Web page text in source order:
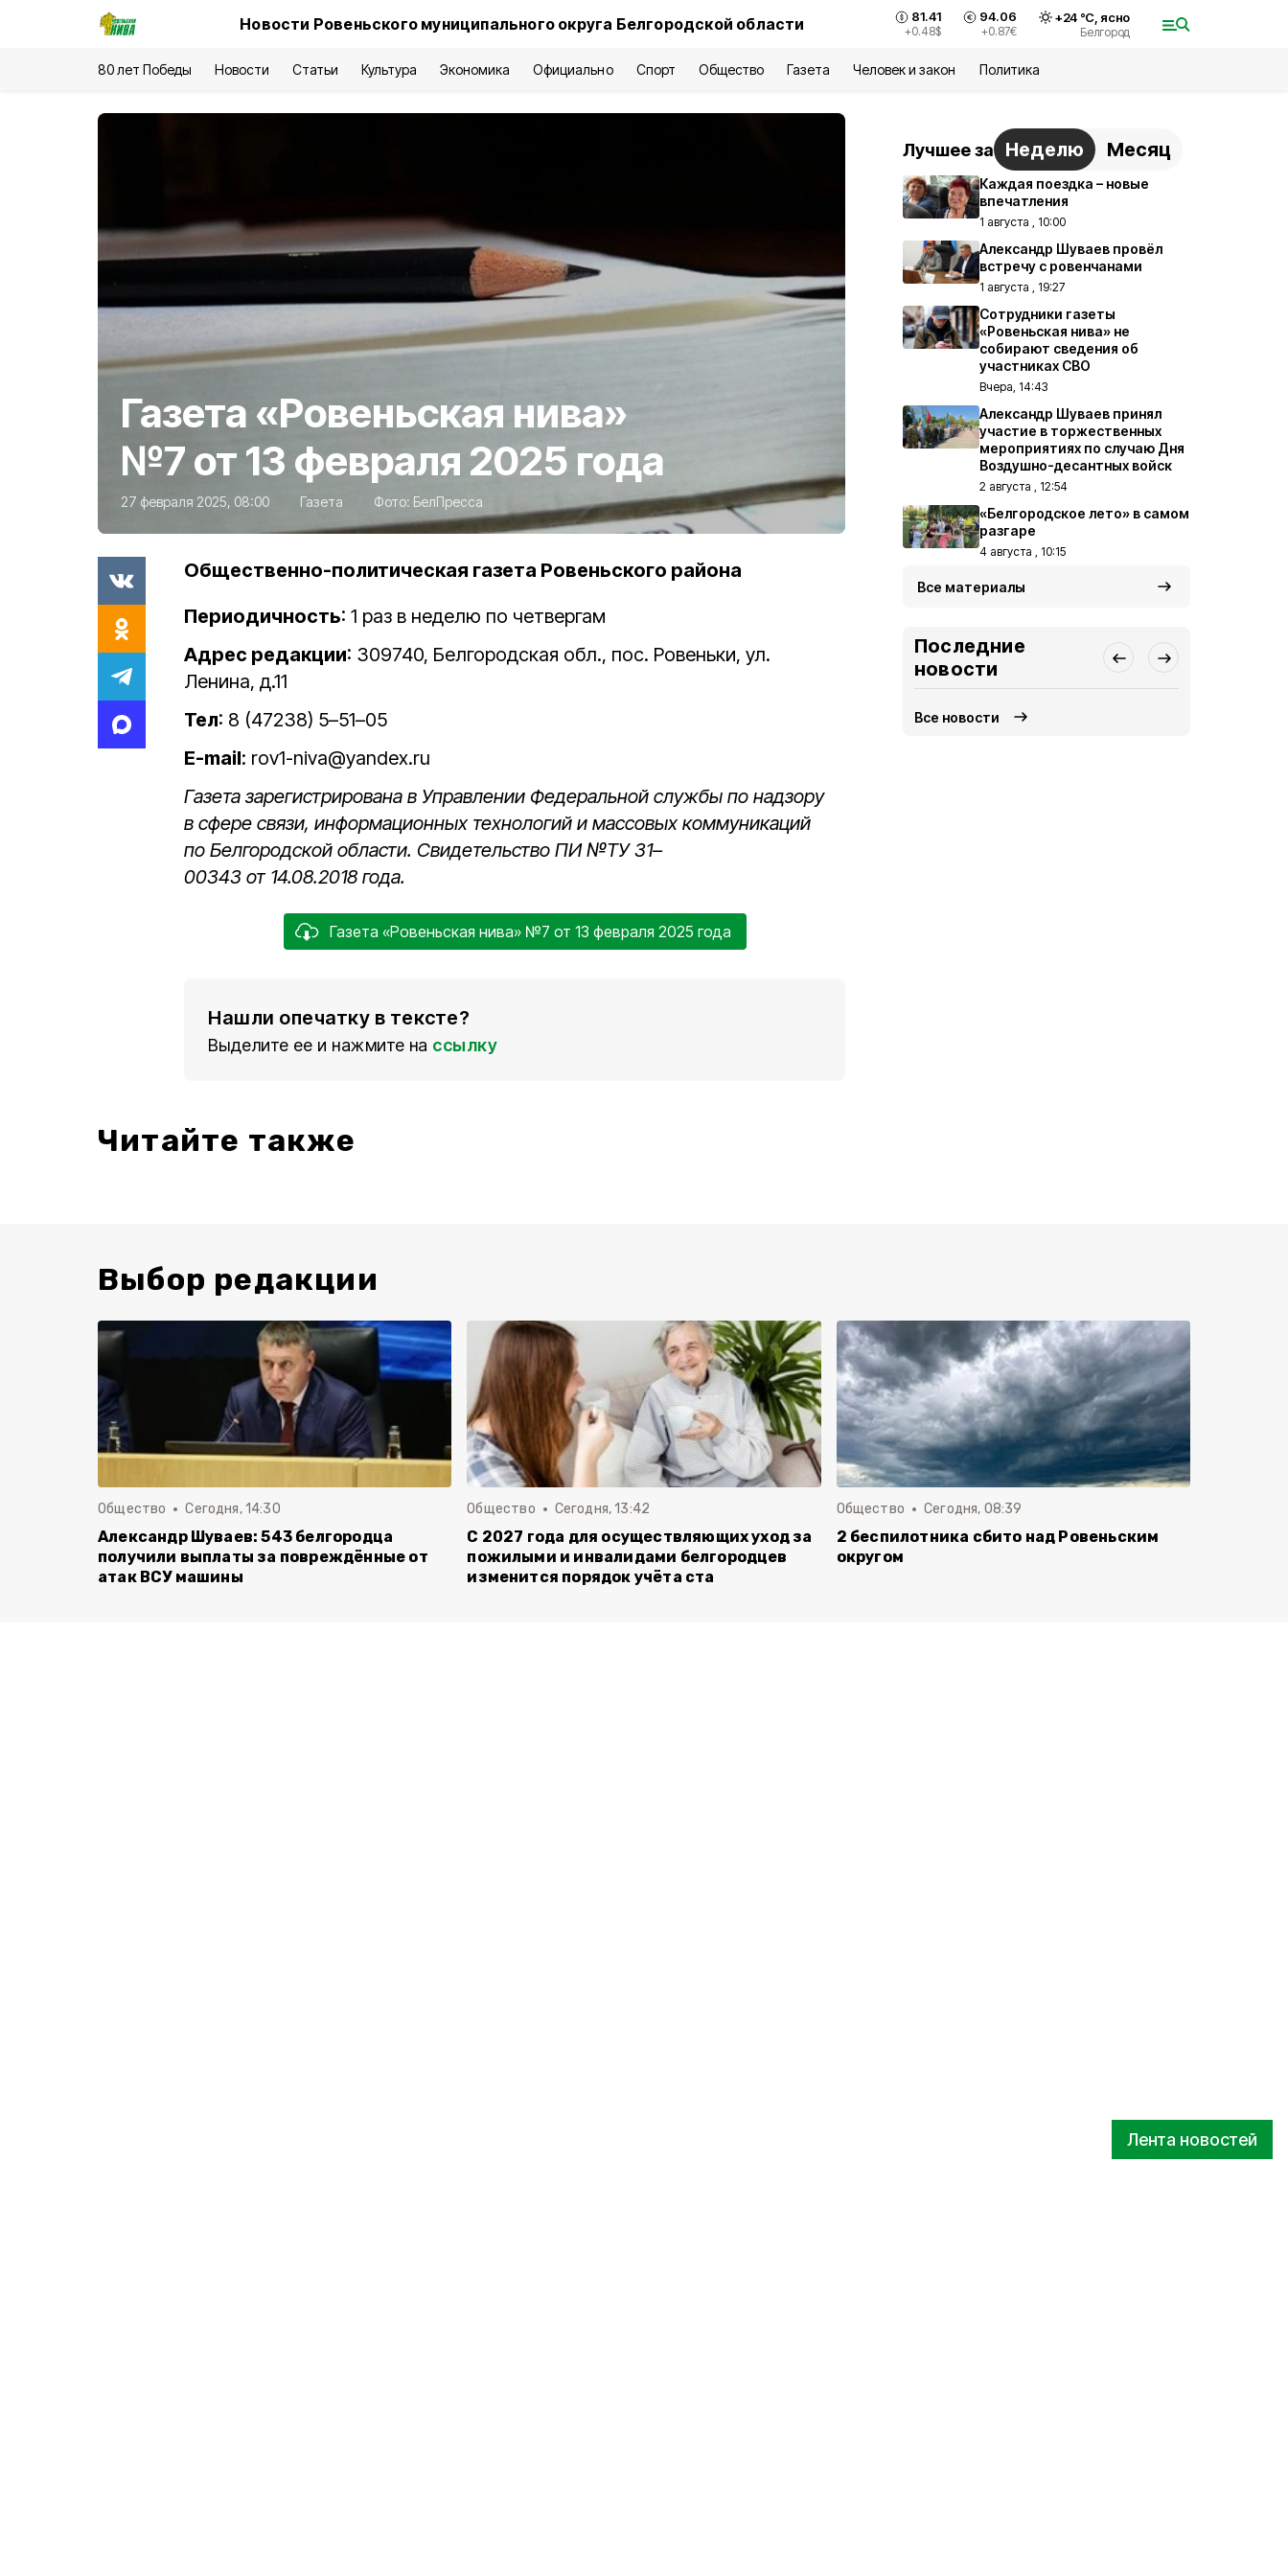
Новости Ровеньского муниципального округа Белгородской области 81.41
+0.48$
94.06
+0.87€
+24°С, ясно
Белгород
80 лет Победы Новости Статьи Культура Экономика Официально Спорт Общество Газета Человек и закон Политика
Лента новостей
Газета «Ровеньская нива»
№7 от 13 февраля 2025 года
27 февраля 2025, 08:00 Газета Фото: БелПресса
Общественно-политическая газета Ровеньского района
Периодичность: 1 раз в неделю по четвергам
Адрес редакции: 309740, Белгородская обл., пос. Ровеньки, ул.
Ленина, д.11
Тел: 8 (47238) 5–51–05
E-mail: rov1-niva@yandex.ru
Газета зарегистрирована в Управлении Федеральной службы по надзору
в сфере связи, информационных технологий и массовых коммуникаций
по Белгородской области. Свидетельство ПИ №ТУ 31–
00343 от 14.08.2018 года.
Газета «Ровеньская нива» №7 от 13 февраля 2025 года
Нашли опечатку в тексте?
Выделите ее и нажмите на ссылку
Читайте также
Лучшее за Неделю Месяц
Каждая поездка – новые
впечатления
1 августа , 10:00
Александр Шуваев провёл
встречу с ровенчанами
1 августа , 19:27
Сотрудники газеты
«Ровеньская нива» не
собирают сведения об
участниках СВО
Вчера, 14:43
Александр Шуваев принял
участие в торжественных
мероприятиях по случаю Дня
Воздушно-десантных войск
2 августа , 12:54
«Белгородское лето» в самом
разгаре
4 августа , 10:15
Все материалы
Последние
новости
Все новости
Выбор редакции
Общество Сегодня, 14:30
Александр Шуваев: 543 белгородца
получили выплаты за повреждённые от
атак ВСУ машины
Общество Сегодня, 13:42
С 2027 года для осуществляющих уход за
пожилыми и инвалидами белгородцев
изменится порядок учёта ста
Общество Сегодня, 08:39
2 беспилотника сбито над Ровеньским
округом